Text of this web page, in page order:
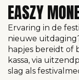
EASZY
Ervaring in de
nieuwe
hapjes bereidt of
kassa, via
slag als